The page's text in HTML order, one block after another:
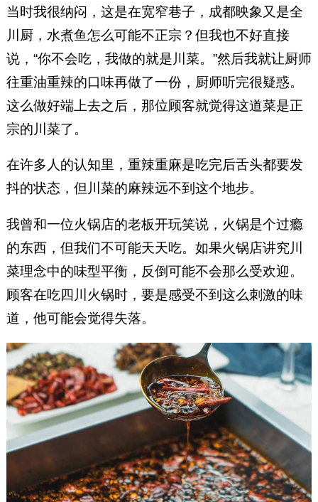
当时我很纳闷，这是在宽窄巷子，成都映象又是全
川厨，水煮鱼怎么可能不正宗？但我也不好直接
说，“你不会吃，我做的就是川菜。”然后我就让厨师
往重油重辣的口味再做了一份，厨师听完很疑惑。
这么做好端上去之后，那位顾客就觉得这道菜是正
宗的川菜了。
在许多人的认知里，重辣重麻是吃完后舌头都要发
抖的状态，但川菜的麻辣远不到这个地步。
我曾和一位火锅店的老板开玩笑说，火锅是个过瘾
的东西，但我们不可能天天吃。如果火锅店讲究川
菜理念中的味型平衡，反倒可能不会那么受欢迎。
顾客在吃四川火锅时，要是感受不到这么刺激的味
道，他可能会觉得失落。